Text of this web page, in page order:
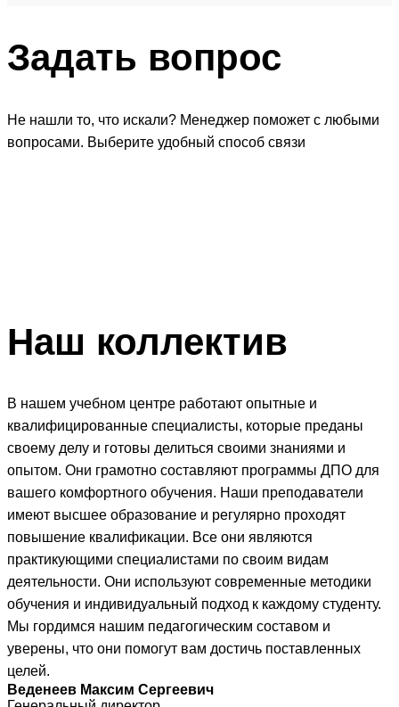
Задать вопрос
Не нашли то, что искали? Менеджер поможет с любыми
вопросами. Выберите удобный способ связи
Наш коллектив
В нашем учебном центре работают опытные и
квалифицированные специалисты, которые преданы
своему делу и готовы делиться своими знаниями и
опытом. Они грамотно составляют программы ДПО для
вашего комфортного обучения. Наши преподаватели
имеют высшее образование и регулярно проходят
повышение квалификации. Все они являются
практикующими специалистами по своим видам
деятельности. Они используют современные методики
обучения и индивидуальный подход к каждому студенту.
Мы гордимся нашим педагогическим составом и
уверены, что они помогут вам достичь поставленных
целей.
Веденеев Максим Сергеевич